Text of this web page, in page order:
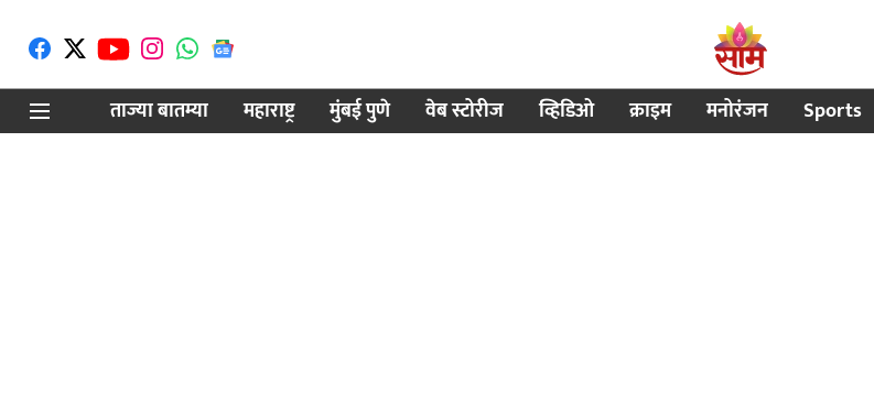
ताज्या बातम्या
महाराष्ट्र मुंबई पुणे वेब स्टोरीज व्हिडिओ क्राइम मनोरंजन Sports